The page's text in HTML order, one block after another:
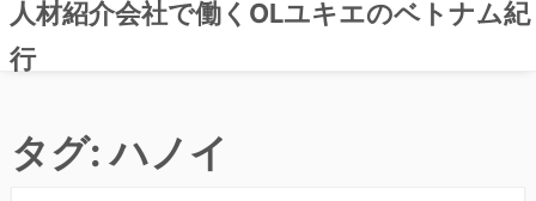
ン
人材紹介会社で働くOLユキエのベトナム紀
行
タグ:ハノイ